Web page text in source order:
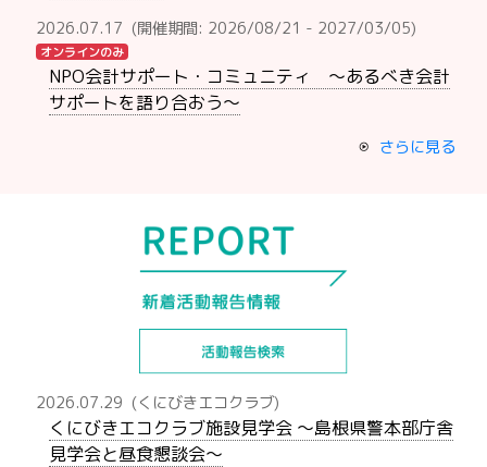
2026.07.17 (開催期間: 2026/08/21 - 2027/03/05)
オンラインのみ
NPO会計サポート・コミュニティ ～あるべき会計
サポートを語り合おう～
さらに見る
2026.07.29 (くにびきエコクラブ)
くにびきエコクラブ施設見学会 ～島根県警本部庁舎
見学会と昼食懇談会～